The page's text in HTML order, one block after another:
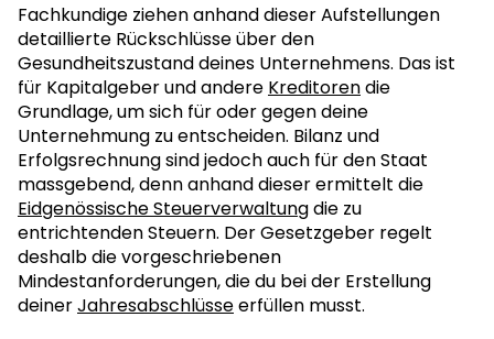
Fachkundige ziehen anhand dieser Aufstellungen
detaillierte Rückschlüsse über den
Gesundheitszustand deines Unternehmens. Das ist
für Kapitalgeber und andere Kreditorendie
Grundlage, um sich für oder gegen deine
Unternehmung zu entscheiden. Bilanz und
Erfolgsrechnung sind jedoch auch für den Staat
massgebend, denn anhand dieser ermittelt die
Eidgenössische Steuerverwaltungdie zu
entrichtenden Steuern. Der Gesetzgeber regelt
deshalb die vorgeschriebenen
Mindestanforderungen, die du bei der Erstellung
deinerJahresabschlüsseerfüllen musst.